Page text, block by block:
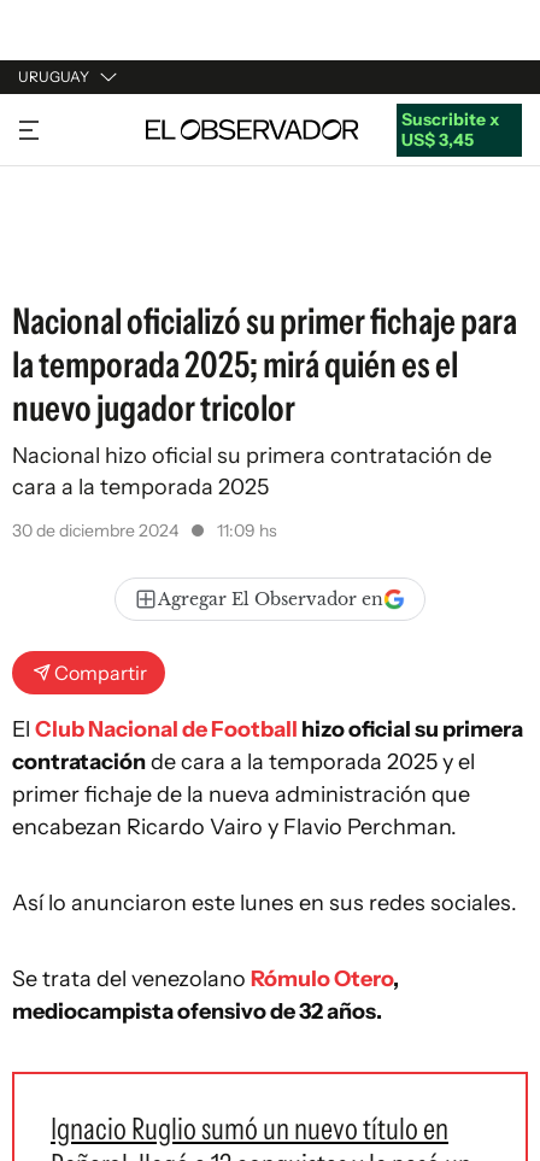
URUGUAY
URUGUAY
ARGENTINA
Suscribite x
US$ 3,45
Nacional oficializó su primer fichaje para
la temporada 2025; mirá quién es el
nuevo jugador tricolor
Nacional hizo oficial su primera contratación de
cara a la temporada 2025
30 de diciembre 2024 11:09 hs
Agregar El Observador en
Compartir
El Club Nacional de Football hizo oficial su primera
contrataciónde cara a la temporada 2025 y el
primer fichaje de la nueva administración que
encabezan Ricardo Vairo y Flavio Perchman.
Así lo anunciaron este lunes en sus redes sociales.
Se trata del venezolano Rómulo Otero,
mediocampista ofensivo de 32 años.
Ignacio Ruglio sumó un nuevo título en